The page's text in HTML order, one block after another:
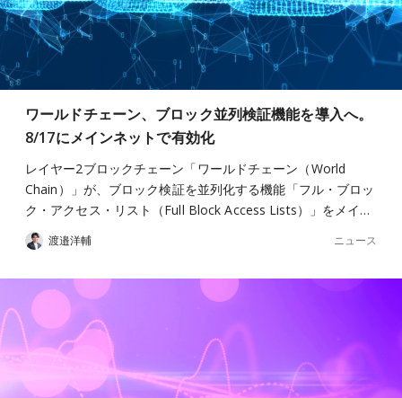
ワールドチェーン、ブロック並列検証機能を導入へ。
8/17にメインネットで有効化
レイヤー2ブロックチェーン「ワールドチェーン（World
Chain）」が、ブロック検証を並列化する機能「フル・ブロッ
ク・アクセス・リスト（Full Block Access Lists）」をメイ…
渡邉洋輔 ニュース